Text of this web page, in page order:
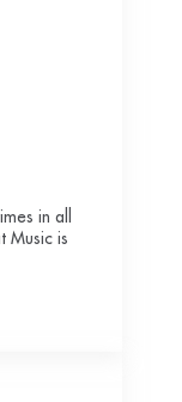
in all
Music is